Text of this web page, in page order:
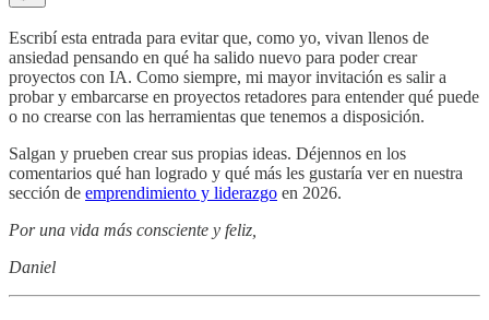
Escribí esta entrada para evitar que, como yo, vivan llenos de
ansiedad pensando en qué ha salido nuevo para poder crear
proyectos con IA. Como siempre, mi mayor invitación es salir a
probar y embarcarse en proyectos retadores para entender qué puede
o no crearse con las herramientas que tenemos a disposición.
Salgan y prueben crear sus propias ideas. Déjennos en los
comentarios qué han logrado y qué más les gustaría ver en nuestra
sección de emprendimiento y liderazgo en 2026.
Por una vida más consciente y feliz,
Daniel